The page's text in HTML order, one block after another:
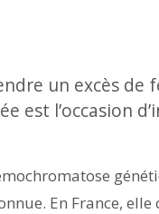
un excès de
est l’occasion
En France,